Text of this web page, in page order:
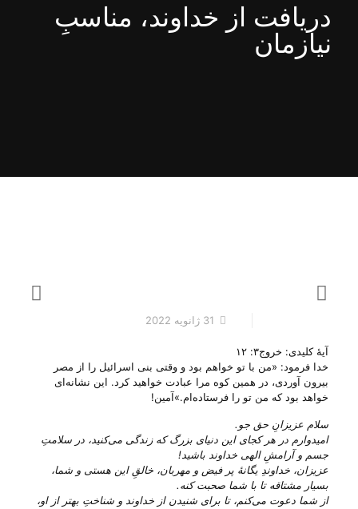
دریافت از خداوند، مناسبِ
نیازمان
31 ژانویه 2022
آیهٔ کلیدی: خروج۳: ۱۲
خدا فرمود: «من با تو خواهم بود و وقتی بنی اسرائیل را از مصر
بیرون آوردی، در همین کوه مرا عبادت خواهید کرد. این نشانه‌ای
خواهد بود که من تو را فرستاده‌ام.»آمین!
سلام عزیزانِ حق جو.
امیدوارم در هر کجای این دنیای بزرگ که زندگی می‌‌کنید، در سلامتِ
جسم و آرامشِ الهی خداوند باشید!
عزیزان، خداوندِ یگانهٔ پر فیض و مهربان، خالقِ این هستی‌ و شما،
بسیار مشتاقه تا با شما صحبت کنه.
از شما دعوت می‌‌کنم، تا برای شنیدن از خداوند و شناختِ بهتر از او،